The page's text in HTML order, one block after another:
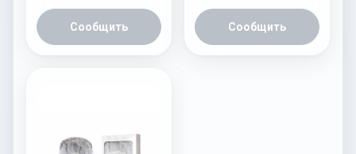
Сообщить Сообщить